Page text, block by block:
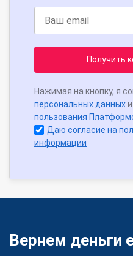
Получить
Нажимая на кнопку, я
персональных данных
пользования
Даю согласие на
информации
Вернем деньги